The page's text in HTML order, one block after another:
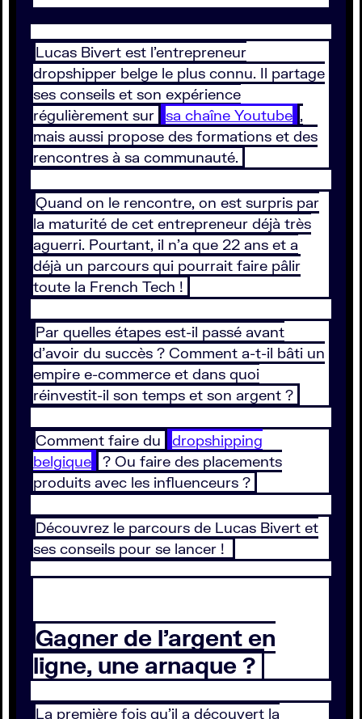
Lucas Bivert est l’entrepreneur
dropshipper belge le plus connu. Il partage
ses conseils et son expérience
régulièrement sur
sa chaîne Youtube ,
mais aussi propose des formations et des
rencontres à sa communauté.
Quand on le rencontre, on est surpris par
la maturité de cet entrepreneur déjà très
aguerri. Pourtant, il n’a que 22 ans et a
déjà un parcours qui pourrait faire pâlir
toute la French Tech !
Par quelles étapes est-il passé avant
d’avoir du succès ? Comment a-t-il bâti un
empire e-commerce et dans quoi
réinvestit-il son temps et son argent ?
Comment faire du
dropshipping
belgique
? Ou faire des placements
produits avec les influenceurs ?
Découvrez le parcours de Lucas Bivert et
ses conseils pour se lancer !
Gagner de l’argent en
ligne, une arnaque ?
La première fois qu’il a découvert la